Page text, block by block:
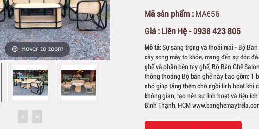
Hover to zoom
Mã sản phẩm : MA656
Giá : Liên Hệ - 0938 423 805
Mô tả:Sự sang trọng và thoải mái - Bộ
cây song mây to khỏe, mang đến sự độc
ghế và phần bên tay ghế, Bộ Bàn Ghế
thông thoáng Bộ bàn ghế này bao gồm: 1
nhỏ giúp tăng thêm chỗ ngồi linh hoạt khi
không gian, tạo nên sự linh hoạt và tiện
Bình Thạnh, HCM